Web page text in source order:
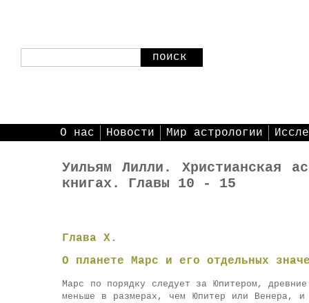
поиск
О нас Новости Мир астрологии
Уильям Лилли. Христианская
книгах. Главы 10 - 15
Глава Х.
О планете Марс и его отдельных
Марс по порядку следует за Юпитером,
меньше в размерах, чем Юпитер или Венера,